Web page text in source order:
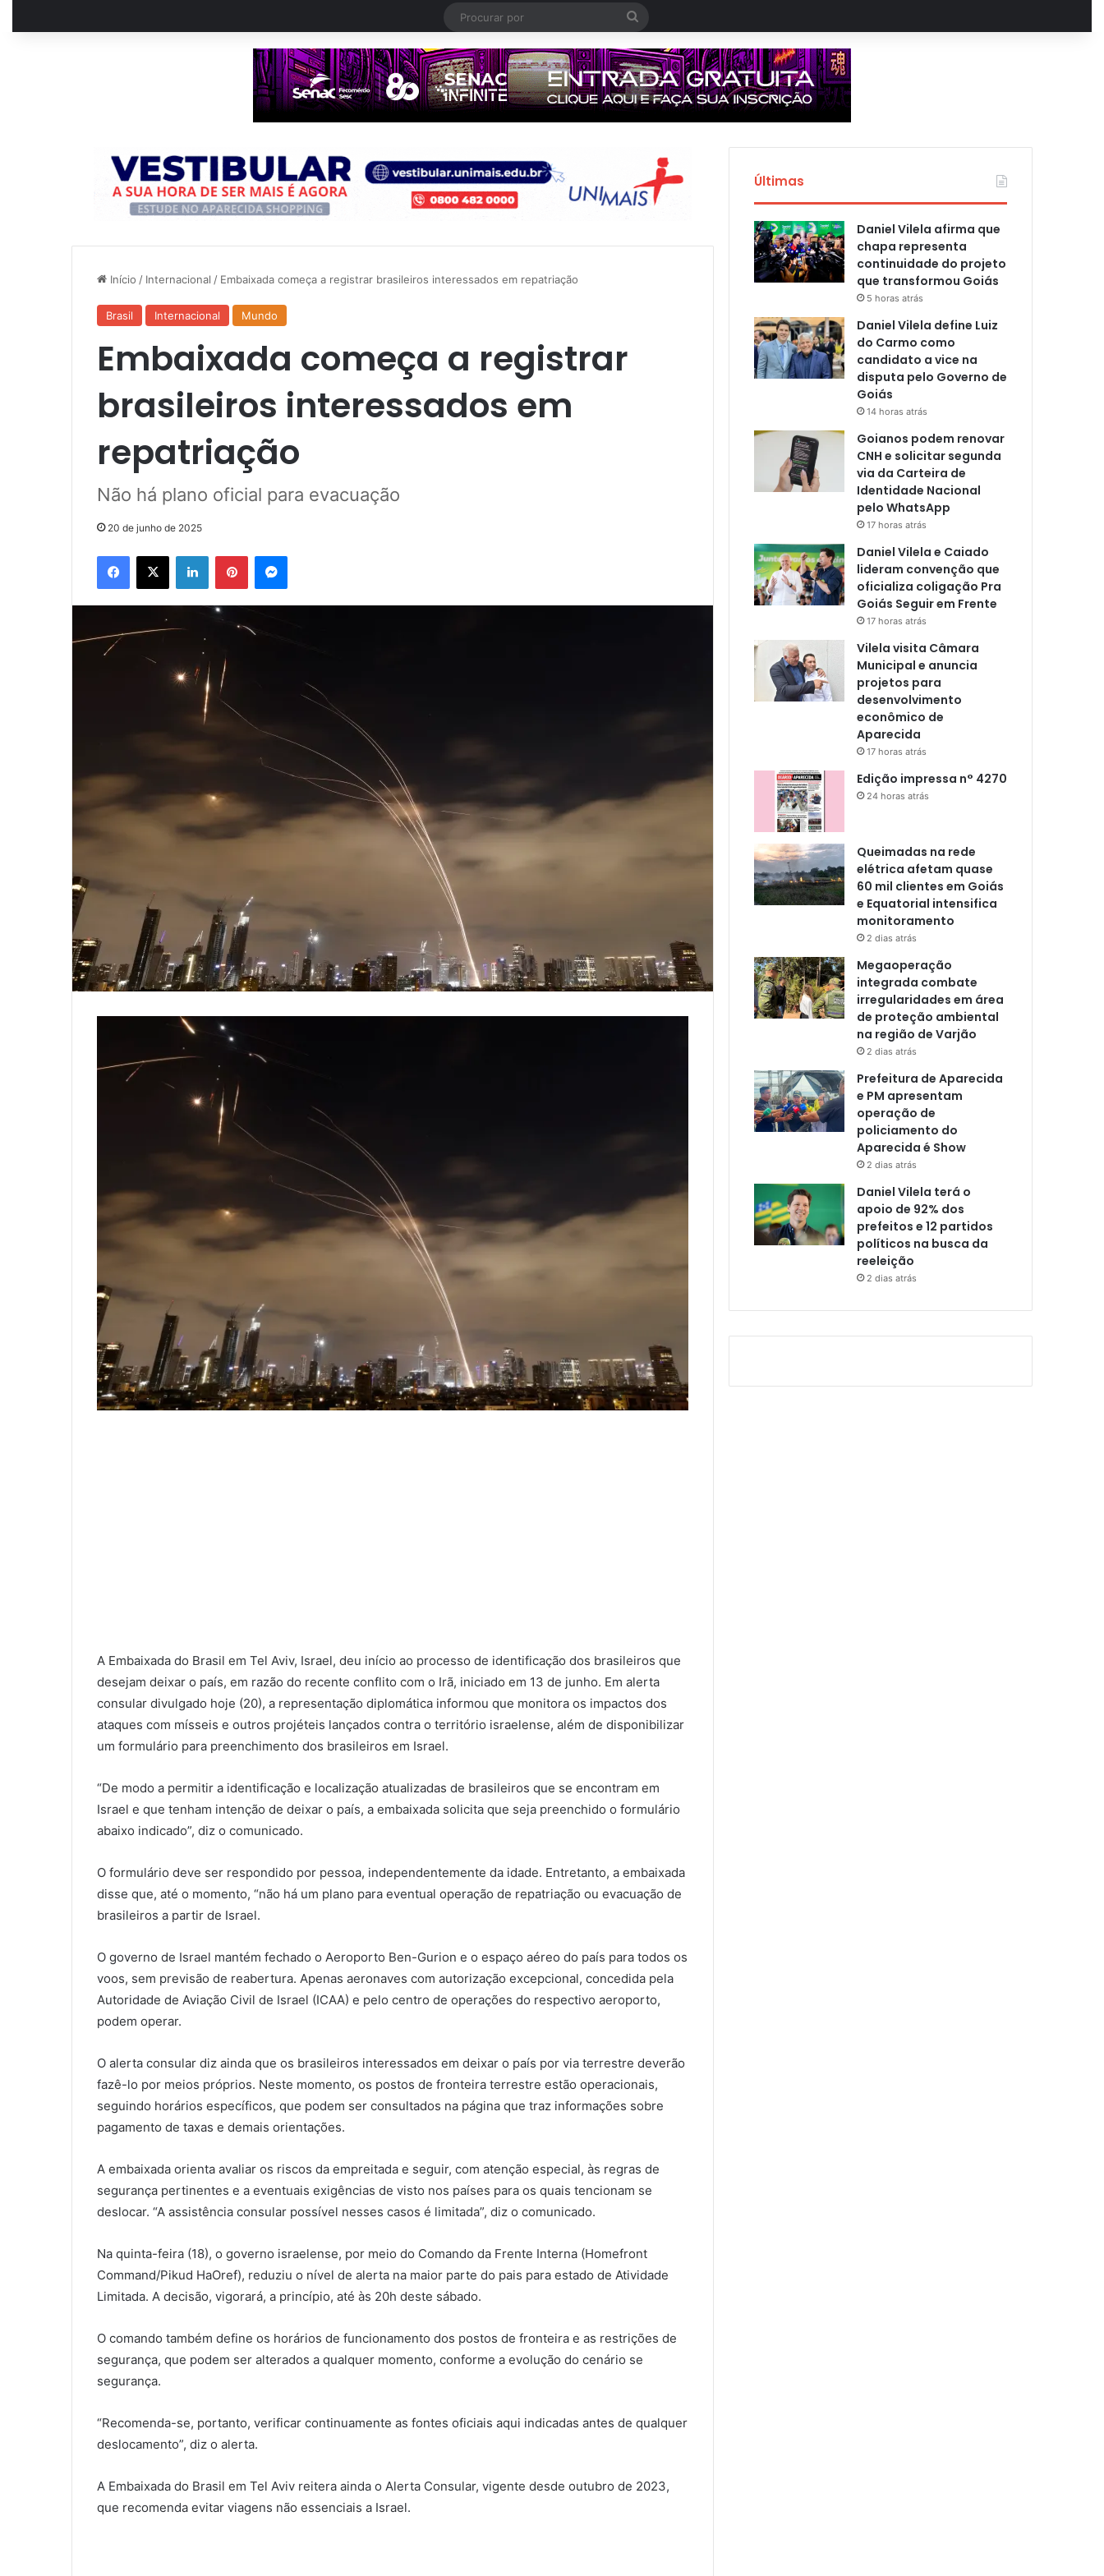
Procurar
por
Início / Internacional / Embaixada começa a registrar brasileiros interessados em repatriação
Brasil Internacional Mundo
Embaixada começa a registrar
brasileiros interessados em
repatriação
Não há plano oficial para evacuação
20 de junho de 2025
Facebook
X LinkedinPinterestMessenger
A Embaixada do Brasil em Tel Aviv, Israel, deu início ao processo de identificação dos brasileiros que
desejam deixar o país, em razão do recente conflito com o Irã, iniciado em 13 de junho. Em alerta
consular divulgado hoje (20), a representação diplomática informou que monitora os impactos dos
ataques com mísseis e outros projéteis lançados contra o território israelense, além de disponibilizar
um formulário para preenchimento dos brasileiros em Israel.
“De modo a permitir a identificação e localização atualizadas de brasileiros que se encontram em
Israel e que tenham intenção de deixar o país, a embaixada solicita que seja preenchido o formulário
abaixo indicado”, diz o comunicado.
O formulário deve ser respondido por pessoa, independentemente da idade. Entretanto, a embaixada
disse que, até o momento, “não há um plano para eventual operação de repatriação ou evacuação de
brasileiros a partir de Israel.
O governo de Israel mantém fechado o Aeroporto Ben-Gurion e o espaço aéreo do país para todos os
voos, sem previsão de reabertura. Apenas aeronaves com autorização excepcional, concedida pela
Autoridade de Aviação Civil de Israel (ICAA) e pelo centro de operações do respectivo aeroporto,
podem operar.
O alerta consular diz ainda que os brasileiros interessados em deixar o país por via terrestre deverão
fazê-lo por meios próprios. Neste momento, os postos de fronteira terrestre estão operacionais,
seguindo horários específicos, que podem ser consultados na página que traz informações sobre
pagamento de taxas e demais orientações.
A embaixada orienta avaliar os riscos da empreitada e seguir, com atenção especial, às regras de
segurança pertinentes e a eventuais exigências de visto nos países para os quais tencionam se
deslocar. “A assistência consular possível nesses casos é limitada”, diz o comunicado.
Na quinta-feira (18), o governo israelense, por meio do Comando da Frente Interna (Homefront
Command/Pikud HaOref), reduziu o nível de alerta na maior parte do pais para estado de Atividade
Limitada. A decisão, vigorará, a princípio, até às 20h deste sábado.
O comando também define os horários de funcionamento dos postos de fronteira e as restrições de
segurança, que podem ser alterados a qualquer momento, conforme a evolução do cenário se
segurança.
“Recomenda-se, portanto, verificar continuamente as fontes oficiais aqui indicadas antes de qualquer
deslocamento”, diz o alerta.
A Embaixada do Brasil em Tel Aviv reitera ainda o Alerta Consular, vigente desde outubro de 2023,
que recomenda evitar viagens não essenciais a Israel.
Últimas
Daniel Vilela afirma que
chapa representa
continuidade do projeto
que transformou Goiás
5 horas atrás
Daniel Vilela define Luiz
do Carmo como
candidato a vice na
disputa pelo Governo de
Goiás
14 horas atrás
Goianos podem renovar
CNH e solicitar segunda
via da Carteira de
Identidade Nacional
pelo WhatsApp
17 horas atrás
Daniel Vilela e Caiado
lideram convenção que
oficializa coligação Pra
Goiás Seguir em Frente
17 horas atrás
Vilela visita Câmara
Municipal e anuncia
projetos para
desenvolvimento
econômico de
Aparecida
17 horas atrás
Edição impressa n° 4270
24 horas atrás
Queimadas na rede
elétrica afetam quase
60 mil clientes em Goiás
e Equatorial intensifica
monitoramento
2 dias atrás
Megaoperação
integrada combate
irregularidades em área
de proteção ambiental
na região de Varjão
2 dias atrás
Prefeitura de Aparecida
e PM apresentam
operação de
policiamento do
Aparecida é Show
2 dias atrás
Daniel Vilela terá o
apoio de 92% dos
prefeitos e 12 partidos
políticos na busca da
reeleição
2 dias atrás